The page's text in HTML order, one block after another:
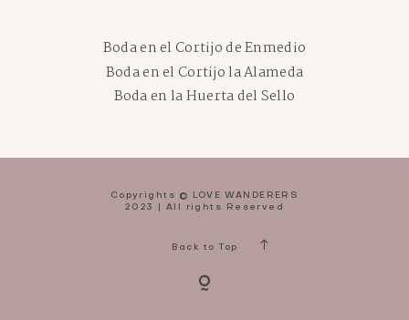
Boda en el Cortijo de Enmedio
Boda en el Cortijo la Alameda
Boda en la Huerta del Sello
Copyrights © LOVE WANDERERS
2023 | All rights Reserved
Back to Top